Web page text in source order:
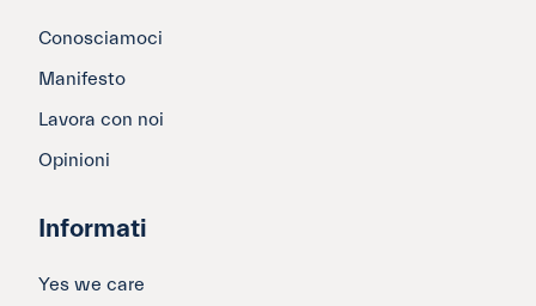
Conosciamoci
Manifesto
Lavora con noi
Opinioni
Informati
Yes we care